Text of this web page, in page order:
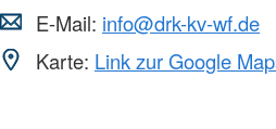
E-Mail: info@drk-kv-wf.de
Karte: Link zur Google